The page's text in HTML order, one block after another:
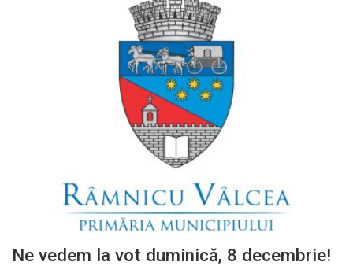
Ne vedem la vot duminică, 8 decembrie!